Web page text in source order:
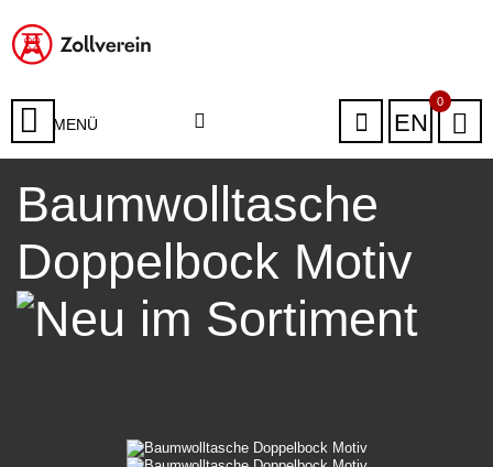
MENÜ EN
0
Baumwolltasche
Doppelbock Motiv